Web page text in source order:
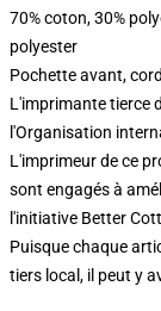
70% coton, 30%
polyester
Pochette avant,
L'imprimante tierce
l'Organisation
L'imprimeur de ce
sont engagés à
l'initiative Better
Puisque chaque
tiers local, il peut y